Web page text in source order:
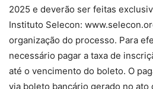
2025 e deverão ser feitas
Instituto Selecon:
organização do processo. Para
necessário pagar a taxa de
até o vencimento do boleto. O
via boleto bancário gerado no ato